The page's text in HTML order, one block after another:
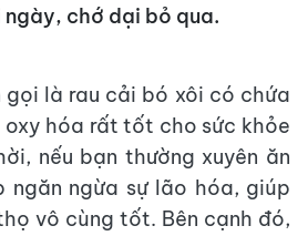
ngày, chớ dại bỏ qua.
gọi là rau cải bó xôi có chứa
hóa rất tốt cho sức khỏe
nếu bạn thường xuyên ăn
ngăn ngừa sự lão hóa, giúp
vô cùng tốt. Bên cạnh đó,